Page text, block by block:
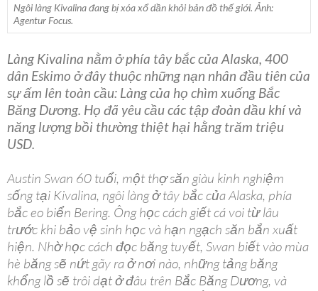
Ngôi làng Kivalina đang bị xóa xổ dần khỏi bản đồ thế giới. Ảnh:
Agentur Focus.
Làng Kivalina nằm ở phía tây bắc của Alaska, 400
dân Eskimo ở đây thuộc những nạn nhân đầu tiên của
sự ấm lên toàn cầu: Làng của họ chìm xuống Bắc
Băng Dương. Họ đã yêu cầu các tập đoàn dầu khí và
năng lượng bồi thường thiệt hại hằng trăm triệu
USD.
Austin Swan 60 tuổi, một thợ săn giàu kinh nghiệm
sống tại Kivalina, ngôi làng ở tây bắc của Alaska, phía
bắc eo biển Bering. Ông học cách giết cá voi từ lâu
trước khi bảo vệ sinh học và hạn ngạch săn bắn xuất
hiện. Nhờ học cách đọc băng tuyết, Swan biết vào mùa
hè băng sẽ nứt gãy ra ở nơi nào, những tảng băng
khổng lồ sẽ trôi dạt ở đâu trên Bắc Băng Dương, và